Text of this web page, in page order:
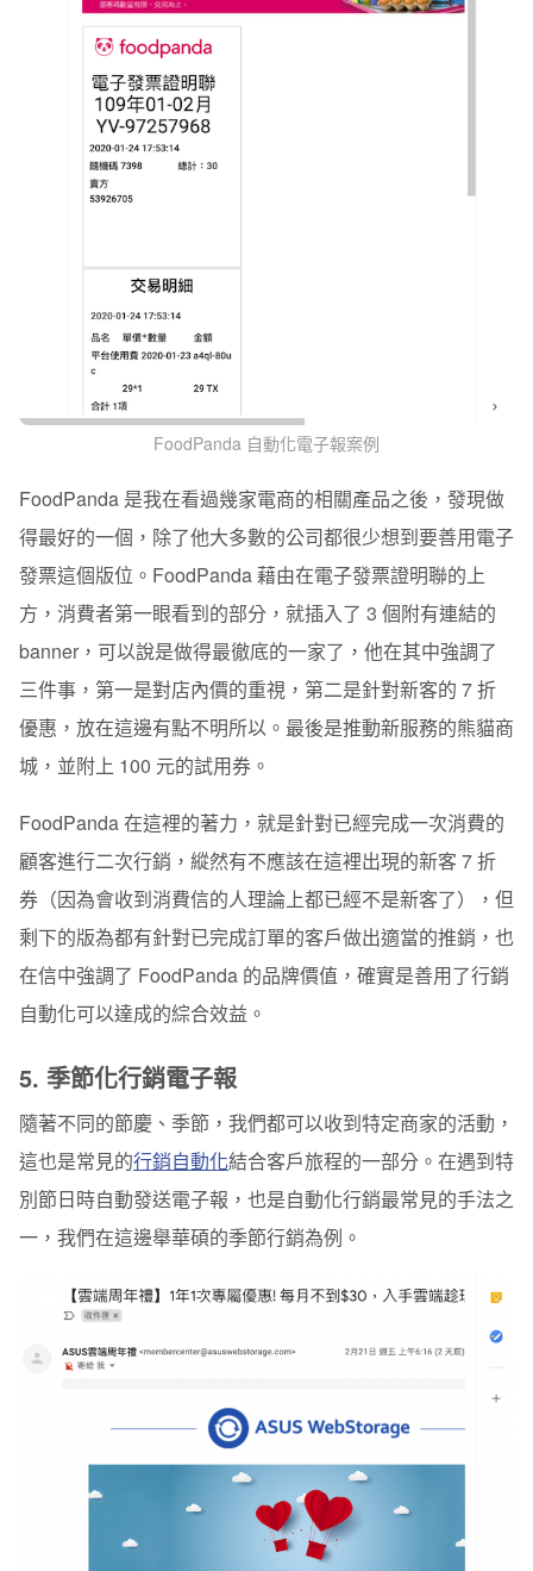
FoodPanda 自動化電子報案例
FoodPanda 是我在看過幾家電商的相關產品之後，發現做
得最好的一個，除了他大多數的公司都很少想到要善用電子
發票這個版位。 FoodPanda藉由在電子發票證明聯的上
方，消費者第一眼看到的部分，就插入了 3 個附有連結的
banner ，可以說是做得最徹底的一家了，他在其中強調了
三件事，第一是對店內價的重視，第二是針對新客的 7折
優惠，放在這邊有點不明所以。最後是推動新服務的熊貓商
城，並附上 100 元的試用券。
FoodPanda在這裡的著力，就是針對已經完成一次消費的
顧客進行二次行銷，縱然有不應該在這裡出現的新客7折
券（因為會收到消費信的人理論上都已經不是新客了），但
剩下的版為都有針對已完成訂單的客戶做出適當的推銷，也
在信中強調了 FoodPanda 的品牌價值，確實是善用了行銷
自動化可以達成的綜合效益。
5. 季節化行銷電子報
隨著不同的節慶、季節，我們都可以收到特定商家的活動，
這也是常見的行銷自動化結合客戶旅程的一部分。在遇到特
別節日時自動發送電子報，也是自動化行銷最常見的手法之
一，我們在這邊舉華碩的季節行銷為例。